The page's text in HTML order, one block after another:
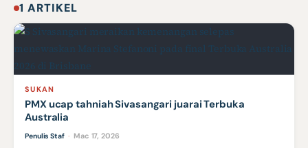
1 ARTIKEL
SUKAN
PMX ucap tahniah Sivasangari juarai Terbuka
Australia
Penulis Staf · Mac 17, 2026